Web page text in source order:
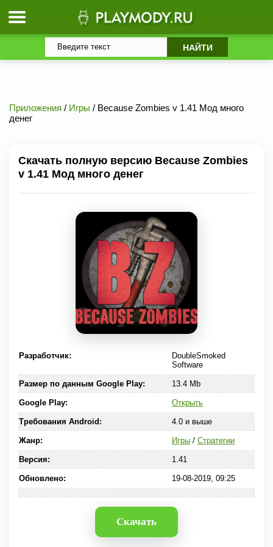
Приложения / Игры / Because Zombies v 1.41 Мод много
денег
Скачать полную версию Because Zombies
v 1.41 Мод много денег
Разработчик:
DoubleSmoked
Software
Размер по данным Google Play: 13.4 Mb
Google Play: Открыть
Требования Android: 4.0 и выше
Жанр: Игры/ Стратегии
Версия: 1.41
Обновлено: 19-08-2019, 09:25
Скачать